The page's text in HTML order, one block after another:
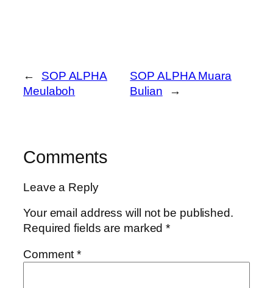
←
SOP ALPHA
Meulaboh
SOP ALPHA Muara
Bulian
→
Comments
Leave a Reply
Your email address will not be published.
Required fields are marked*
Comment*